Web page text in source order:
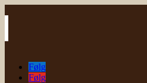
Følg
Følg